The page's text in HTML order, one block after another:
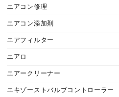
エアコン修理
エアコン添加剤
エアフィルター
エアロ
エアークリーナー
エキゾーストバルブコントローラー